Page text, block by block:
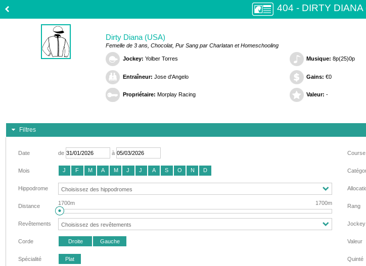
404 - DIRTY DIANA
Dirty Diana (USA)
Femelle de 3 ans, Chocolat, Pur Sang par Charlatan et Homeschooling
Jockey: Yolber Torres
Entraîneur: Jose d'Angelo
Propriétaire: Morplay Racing
Musique: 8p(25)0p
Gains: €0
Valeur: -
Filtres
Date de à
Mois J F M A M J J A S O N D
Hippodrome
Distance 1700m 1700m
Revêtements
Corde Droite Gauche
Spécialité Plat
Course
Rang
Jockey
Valeur
Quinté